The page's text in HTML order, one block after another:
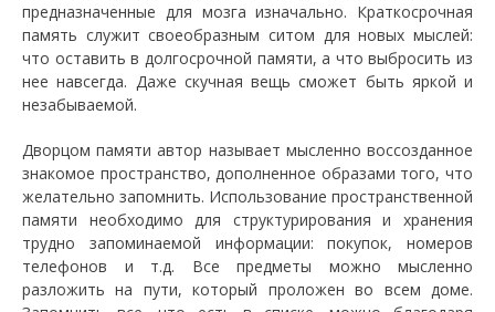
предназначенные для мозга изначально. Краткосрочная
память служит своеобразным ситом для новых мыслей:
что оставить в долгосрочной памяти, а что выбросить из
нее навсегда. Даже скучная вещь сможет быть яркой и
незабываемой.
Дворцом памяти автор называет мысленно воссозданное
знакомое пространство, дополненное образами того, что
желательно запомнить. Использование пространственной
памяти необходимо для структурирования и хранения
трудно запоминаемой информации: покупок, номеров
телефонов и т.д. Все предметы можно мысленно
разложить на пути, который проложен во всем доме.